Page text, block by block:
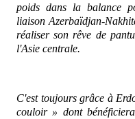
poids dans la balance
liaison Azerbaïdjan-
réaliser son rêve de
l'Asie centrale.
C'est toujours grâce à
couloir » dont